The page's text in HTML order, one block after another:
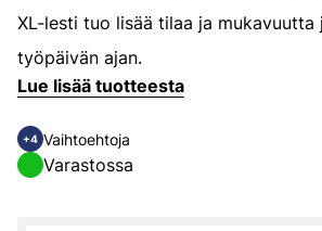
XL-lesti tuo lisää tilaa ja mukavuutta
työpäivän ajan.
Lue lisää tuotteesta
+4 Vaihtoehtoja
Varastossa